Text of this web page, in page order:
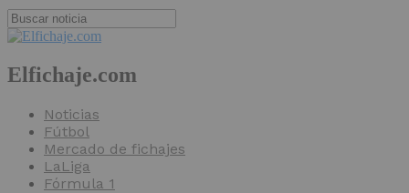
Elfichaje.com
Noticias
Fútbol
Mercado de fichajes
LaLiga
Fórmula 1